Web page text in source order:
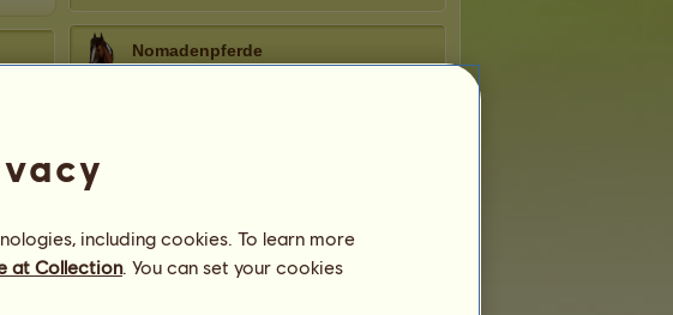
Nomadenpferde
including cookies. To learn more
at Collection. You can set your cookies